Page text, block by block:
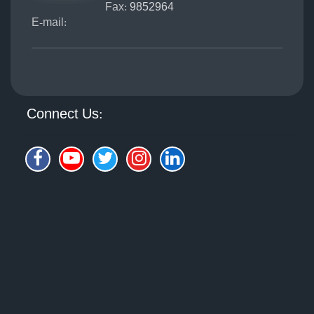
কখনো কখনো শুধু চোখের নিচে, নাকের চারপাশে বা ছোট
কোনো দাগের ওপর সামান্য কনসিলারই যথেষ্ট।কনসিলার আর
সকাল, অনলাইন মিটিং, বিশ্ববিদ্যালয়ের ক্লাস কিংবা ঝটপট
এবং দ্রুত ব্যবহার করা যায় বলে আধুনিক বাংলাদেশি
Fax: 9852964
E-mail:
Connect Us: